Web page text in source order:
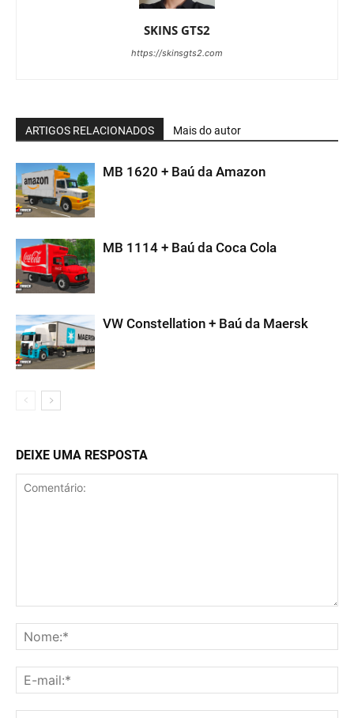
SKINS GTS2
https://skinsgts2.com
ARTIGOS RELACIONADOS Mais do autor
MB 1620 + Baú da Amazon
MB 1114 + Baú da Coca Cola
VW Constellation + Baú da Maersk
DEIXE UMA RESPOSTA